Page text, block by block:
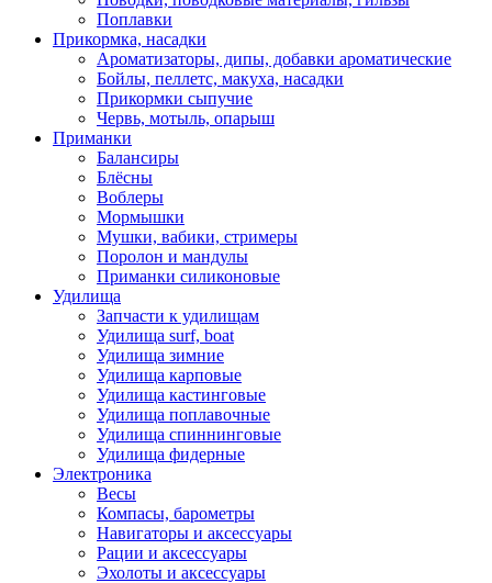
Поплавки
Прикормка, насадки
Ароматизаторы, дипы, добавки ароматические
Бойлы, пеллетс, макуха, насадки
Прикормки сыпучие
Червь, мотыль, опарыш
Приманки
Балансиры
Блёсны
Воблеры
Мормышки
Мушки, вабики, стримеры
Поролон и мандулы
Приманки силиконовые
Удилища
Запчасти к удилищам
Удилища surf, boat
Удилища зимние
Удилища карповые
Удилища кастинговые
Удилища поплавочные
Удилища спиннинговые
Удилища фидерные
Электроника
Весы
Компасы, барометры
Навигаторы и аксессуары
Рации и аксессуары
Эхолоты и аксессуары